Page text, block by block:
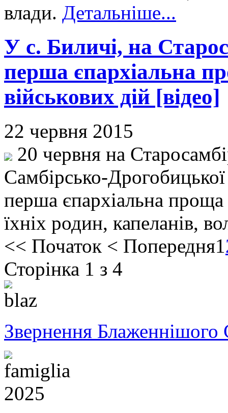
влади. Детальніше...
У с. Биличі, на
перша єпархіальна
військових дій [відео]
22 червня 2015
20 червня на
Самбірсько-Дрогобицької
перша єпархіальна проща
їхніх родин, капеланів,
<< Початок < Попередня1
Сторінка 1 з 4
Звернення Блаженнішого